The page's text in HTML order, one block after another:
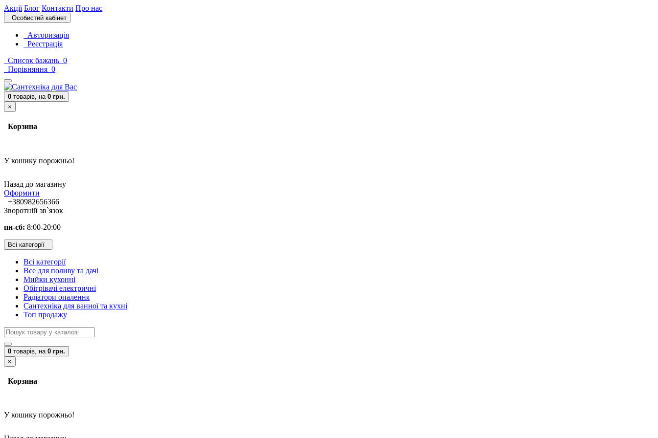
Акції Блог Контакти Про нас
Особистий кабінет
Авторизація
Реєстрація
Список бажань 0
Порівняння 0
0 товарів, на 0 грн.
×
Корзина
У кошику порожньо!
Назад до магазину
Оформити
+380982656366
Зворотній зв`язок
пн-сб: 8:00-20:00
Всі категорії
Всі категорії
Все для поливу та дачі
Мийки кухонні
Обігрівачі електричні
Радіатори опалення
Сантехніка для ванної та кухні
Топ продажу
0 товарів, на 0 грн.
×
Корзина
У кошику порожньо!